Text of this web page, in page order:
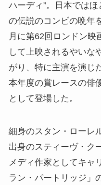
ハーディ”。日本では
の伝説のコンビの晩年
月に第62回ロンドン映
して上映されるやいな
がり、特に主演を演じ
本年度の賞レースの俳
として登場した。
細身のスタン・ローレ
出身のスティーヴ・ク
メディ作家としてキャ
ラン・パートリッジ」